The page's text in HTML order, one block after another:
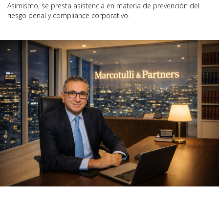
Asimismo, se presta asistencia en materia de prevención del
riesgo penal y compliance corporativo.